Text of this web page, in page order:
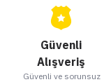
Güvenli
Alışveriş
Güvenli ve sorunsuz